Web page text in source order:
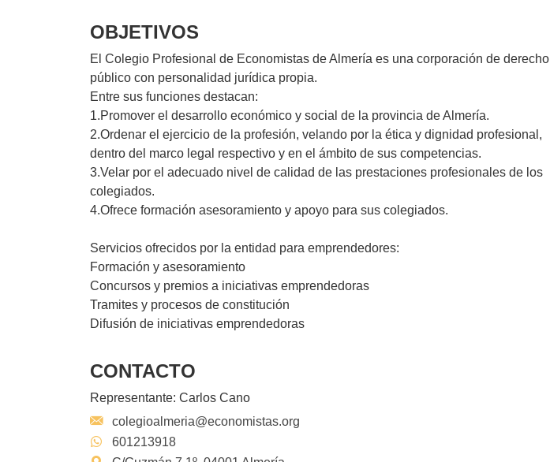
OBJETIVOS
El Colegio Profesional de Economistas de Almería es una corporación de derecho
público con personalidad jurídica propia.
Entre sus funciones destacan:
1.Promover el desarrollo económico y social de la provincia de Almería.
2.Ordenar el ejercicio de la profesión, velando por la ética y dignidad profesional,
dentro del marco legal respectivo y en el ámbito de sus competencias.
3.Velar por el adecuado nivel de calidad de las prestaciones profesionales de los
colegiados.
4.Ofrece formación asesoramiento y apoyo para sus colegiados.
Servicios ofrecidos por la entidad para emprendedores:
Formación y asesoramiento
Concursos y premios a iniciativas emprendedoras
Tramites y procesos de constitución
Difusión de iniciativas emprendedoras
CONTACTO
Representante: Carlos Cano
colegioalmeria@economistas.org
601213918